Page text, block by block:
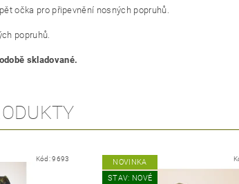
očka pro připevnění nosných popruhů.
popruhů.
skladované.
Kód:9693
NOVINKA
STAV: NOVÉ